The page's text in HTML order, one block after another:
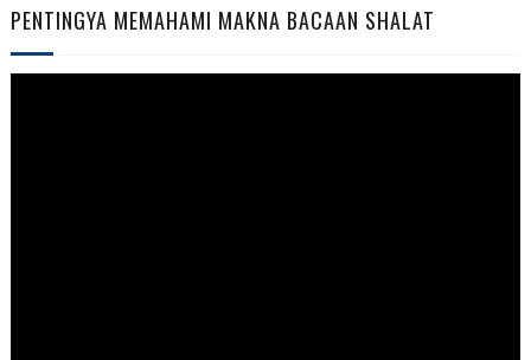
PENTINGYA MEMAHAMI MAKNA BACAAN SHALAT